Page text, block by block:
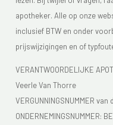
apotheker. Alle op onze
inclusief BTW en onder
prijswijzigingen en of
VERANTWOORDELIJKE
Veerle Van Thorre
VERGUNNINGSNUMMER
ONDERNEMINGSNUMMER: